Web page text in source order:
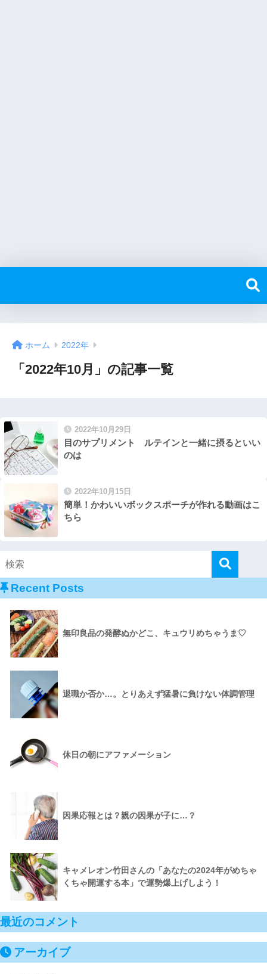
ホーム 2022年
「2022年10月」の記事一覧
2022年10月29日
目のサプリメント ルテインと一緒に摂るといい
のは
2022年10月15日
簡単！かわいいボックスポーチが作れる動画はこ
ちら
Recent Posts
無印良品の発酵ぬかどこ、キュウリめちゃうま♡
退職か否か…。とりあえず猛暑に負けない体調管理
休日の朝にアファメーション
因果応報とは？親の因果が子に…？
キャメレオン竹田さんの「あなたの2024年がめちゃ
くちゃ開運する本」で運勢爆上げしよう！
最近のコメント
アーカイブ